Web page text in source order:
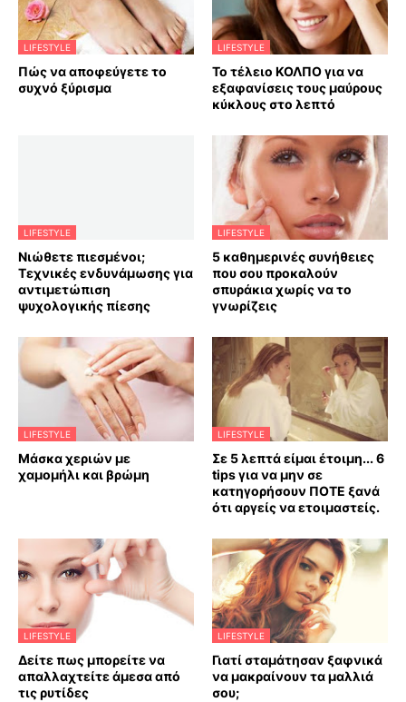
LIFESTYLE
Πώς να αποφεύγετε το
συχνό ξύρισμα
LIFESTYLE
Το τέλειο ΚΟΛΠΟ για να
εξαφανίσεις τους μαύρους
κύκλους στο λεπτό
LIFESTYLE
Νιώθετε πιεσμένοι;
Τεχνικές ενδυνάμωσης για
αντιμετώπιση
ψυχολογικής πίεσης
LIFESTYLE
5 καθημερινές συνήθειες
που σου προκαλούν
σπυράκια χωρίς να το
γνωρίζεις
LIFESTYLE
Mάσκα χεριών με
χαμομήλι και βρώμη
LIFESTYLE
Σε 5 λεπτά είμαι έτοιμη... 6
tips για να μην σε
κατηγορήσουν ΠΟΤΕ ξανά
ότι αργείς να ετοιμαστείς.
LIFESTYLE
Δείτε πως μπορείτε να
απαλλαχτείτε άμεσα από
τις ρυτίδες
LIFESTYLE
Γιατί σταμάτησαν ξαφνικά
να μακραίνουν τα μαλλιά
σου;